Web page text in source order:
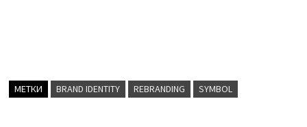
МЕТКИ BRAND IDENTITY REBRANDING SYMBOL